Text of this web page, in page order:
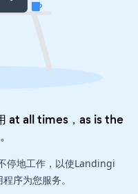
at all times，as is the
。
停地工作，以使Landingi
序为您服务。